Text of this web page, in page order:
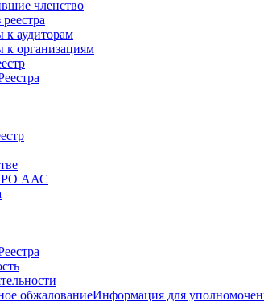
членство
аудиторам
организациям
ААС
обжалованиеИнформация для